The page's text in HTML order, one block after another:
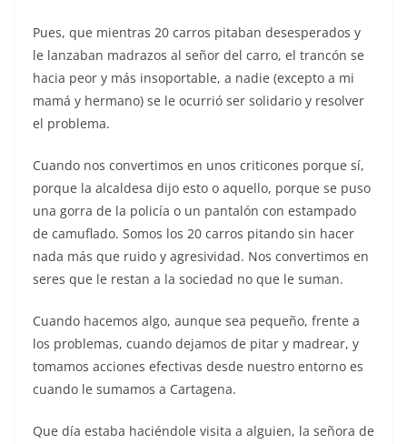
Pues, que mientras 20 carros pitaban desesperados y
le lanzaban madrazos al señor del carro, el trancón se
hacia peor y más insoportable, a nadie (excepto a mi
mamá y hermano) se le ocurrió ser solidario y resolver
el problema.
Cuando nos convertimos en unos criticones porque sí,
porque la alcaldesa dijo esto o aquello, porque se puso
una gorra de la policía o un pantalón con estampado
de camuflado. Somos los 20 carros pitando sin hacer
nada más que ruido y agresividad. Nos convertimos en
seres que le restan a la sociedad no que le suman.
Cuando hacemos algo, aunque sea pequeño, frente a
los problemas, cuando dejamos de pitar y madrear, y
tomamos acciones efectivas desde nuestro entorno es
cuando le sumamos a Cartagena.
Que día estaba haciéndole visita a alguien, la señora de